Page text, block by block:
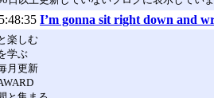
I’m gonna sit right down and
楽しむ
学ぶ
月更新